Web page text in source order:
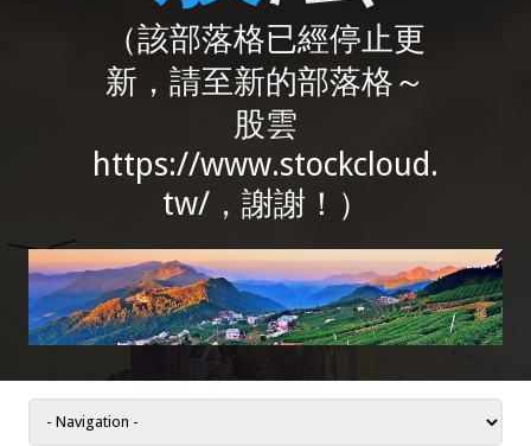
（該部落格已經停止更
新，請至新的部落格～
股雲
https://www.stockcloud.
tw/，謝謝！）